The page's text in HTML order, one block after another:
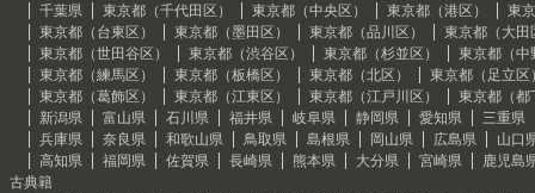
千葉県
東京都（千代田区） 東京都（中央区） 東京都（港区）
東
東京都（台東区）
東京都（墨田区） 東京都（品川区）
東京都（大田
東京都（世田谷区）
東京都（渋谷区） 東京都（杉並区）
東京都（中
東京都（練馬区）
東京都（板橋区） 東京都（北区）
東京都（足立区
東京都（葛飾区）
東京都（江東区） 東京都（江戸川区）
東京都（都
新潟県
富山県 石川県 福井県 岐阜県 静岡県 愛知県
三重県
兵庫県
奈良県 和歌山県 鳥取県 島根県 岡山県 広島県
山口
高知県
福岡県 佐賀県 長崎県 熊本県 大分県 宮崎県
鹿児島
古典籍